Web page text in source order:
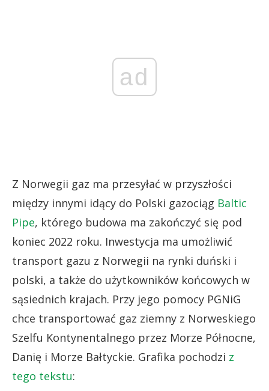
ad
Z Norwegii gaz ma przesyłać w przyszłości
między innymi idący do Polski gazociąg Baltic
Pipe, którego budowa ma zakończyć się pod
koniec 2022 roku. Inwestycja ma umożliwić
transport gazu z Norwegii na rynki duński i
polski, a także do użytkowników końcowych w
sąsiednich krajach. Przy jego pomocy PGNiG
chce transportować gaz ziemny z Norweskiego
Szelfu Kontynentalnego przez Morze Północne,
Danię i Morze Bałtyckie. Grafika pochodzi z
tego tekstu: